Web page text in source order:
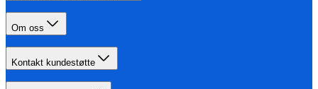
Om oss
Kontakt kundestøtte